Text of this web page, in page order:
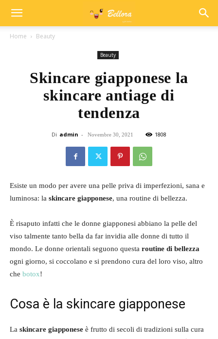
Home Beauty
Beauty
Skincare giapponese la
skincare antiage di
tendenza
Di admin - Novembre 30, 2021 1808
Esiste un modo per avere una pelle priva di imperfezioni, sana e
luminosa: la skincare giapponese, una routine di bellezza.
È risaputo infatti che le donne giapponesi abbiano la pelle del
viso talmente tanto bella da far invidia alle donne di tutto il
mondo. Le donne orientali seguono questa routine di bellezza
ogni giorno, si coccolano e si prendono cura del loro viso, altro
che botox!
Cosa è la skincare giapponese
La skincare giapponese è frutto di secoli di tradizioni sulla cura